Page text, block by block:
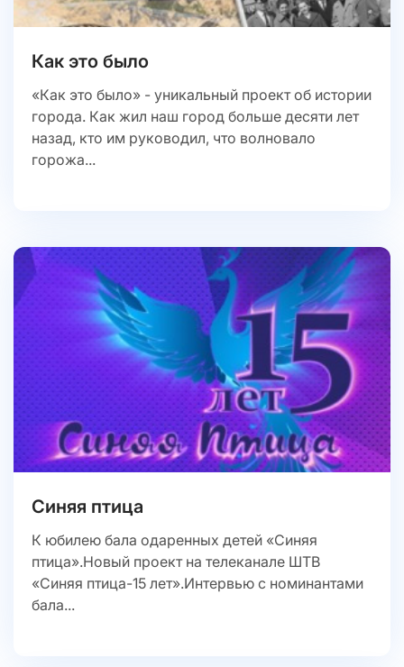
Как это было
«Как это было» - уникальный проект об истории
города. Как жил наш город больше десяти лет
назад, кто им руководил, что волновало
горожа...
Синяя птица
К юбилею бала одаренных детей «Синяя
птица».Новый проект на телеканале ШТВ
«Синяя птица-15 лет».Интервью с номинантами
бала...